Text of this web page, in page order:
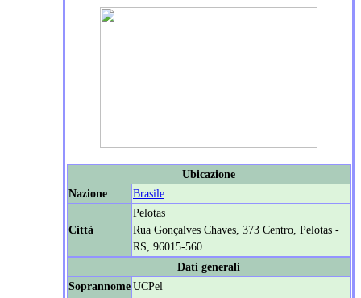
Ubicazione
Nazione
Brasile
Città
Pelotas
Rua Gonçalves Chaves, 373 Centro, Pelotas -
RS, 96015-560
Dati generali
SoprannomeUCPel